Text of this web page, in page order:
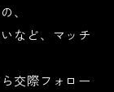
、
など、マッチ
交際フォロー